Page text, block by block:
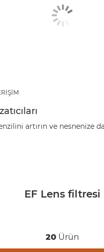
artırın ve nesnenize
EF Lens filtresi
20 Ürün